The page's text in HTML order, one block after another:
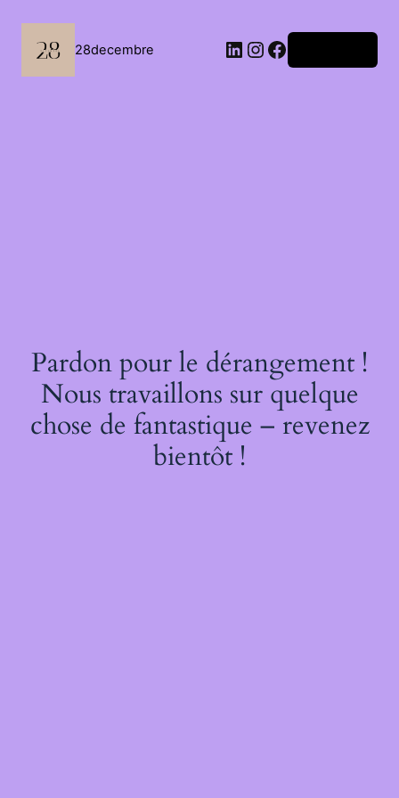
contenu
28decembre LinkedIn
Instagram
Facebook
Pardon pour le dérangement !
Nous travaillons sur quelque
chose de fantastique – revenez
bientôt !